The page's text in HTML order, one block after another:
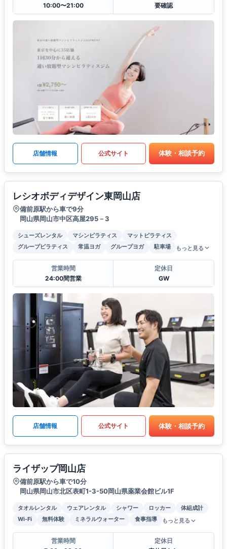
10:00〜21:00 要確認
店舗情報 公式サイト 体験・相談予約
レシオボディデザイン東岡山店
備前原駅から車で9分
岡山県岡山市中区高屋295－3
シューズレンタル マシンピラティス
マットピラティス
グループピラティス
常温ヨガ グループヨガ 駐車場 もっと見る
営業時間
24:00間営業
定休日
GW
店舗情報 公式サイト 体験・相談予約
ライザップ岡山店
備前原駅から車で10分
岡山県岡山市北区表町1-3-50岡山県薬業会館ビル1F
タオルレンタル ウェアレンタル シャワー ロッカー
体組成計
Wi-Fi
無料体験 ミネラルウォーター 食事指導 もっと見る
営業時間
定休日